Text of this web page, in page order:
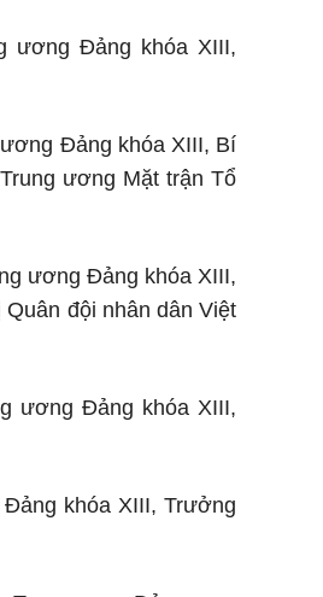
ương Đảng khóa XIII,
Đảng khóaXIII, Bí
ương Mặt trận Tổ
ương Đảng khóa XIII,
đội nhân dân Việt
ương Đảng khóa XIII,
khóa XIII, Trưởng